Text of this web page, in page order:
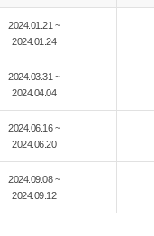
2024.01.21 ~
2024.01.24
2024.03.31 ~
2024.04.04
2024.06.16 ~
2024.06.20
2024.09.08 ~
2024.09.12